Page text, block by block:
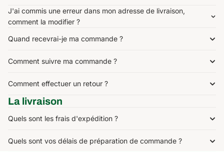
J'ai commis une erreur dans mon adresse de livraison,
comment la modifier ?
Quand recevrai-je ma commande ?
Comment suivre ma commande ?
Comment effectuer un retour ?
La livraison
Quels sont les frais d'expédition ?
Quels sont vos délais de préparation de commande ?